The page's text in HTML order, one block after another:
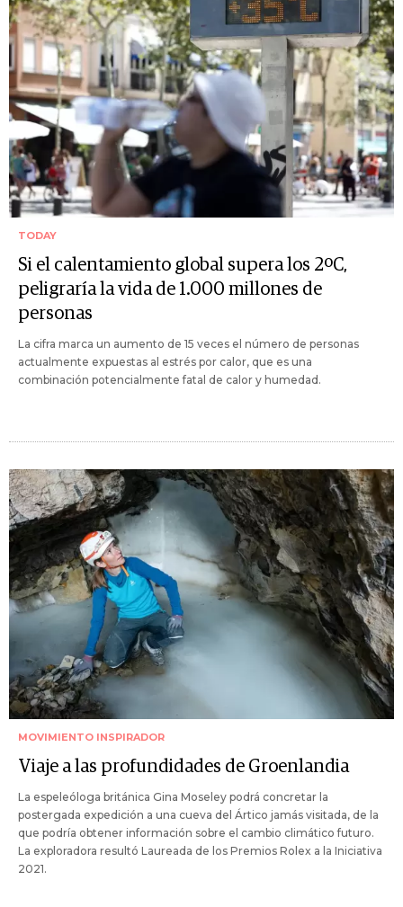
TODAY
Si el calentamiento global supera los 2ºC,
peligraría la vida de 1.000 millones de
personas
La cifra marca un aumento de 15 veces el número de personas
actualmente expuestas al estrés por calor, que es una
combinación potencialmente fatal de calor y humedad.
MOVIMIENTO INSPIRADOR
Viaje a las profundidades de Groenlandia
La espeleóloga británica Gina Moseley podrá concretar la
postergada expedición a una cueva del Ártico jamás visitada, de la
que podría obtener información sobre el cambio climático futuro.
La exploradora resultó Laureada de los Premios Rolex a la Iniciativa
2021.